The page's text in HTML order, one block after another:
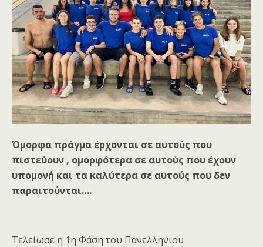
Όμορφα πράγμα έρχονται σε αυτούς που
πιστεύουν , ομορφότερα σε αυτούς που έχουν
υπομονή και τα καλύτερα σε αυτούς που δεν
παραιτούνται….
Τελείωσε η 1η Φάση του Πανελληνιου